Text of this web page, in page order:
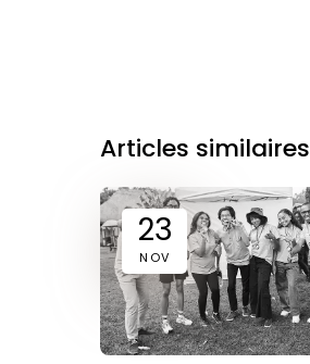
Articles similaires
23
NOV